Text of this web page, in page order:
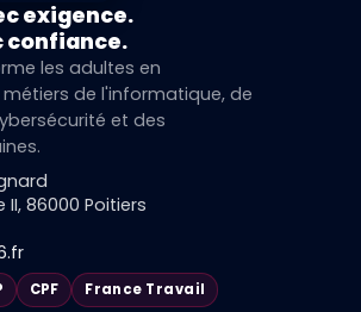
exigence.
confiance.
les adultes en
de l'informatique, de
et des
II, 86000 Poitiers
CPF France Travail